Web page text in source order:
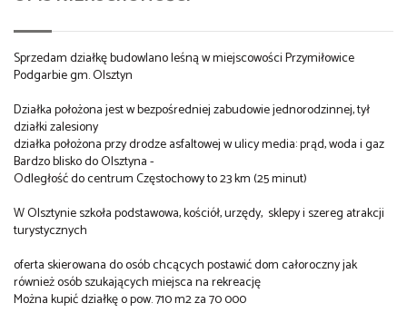
Sprzedam działkę budowlano leśną w miejscowości Przymiłowice
Podgarbie gm. Olsztyn
Działka położona jest w bezpośredniej zabudowie jednorodzinnej, tył
działki zalesiony
działka położona przy drodze asfaltowej w ulicy media: prąd, woda i gaz
Bardzo blisko do Olsztyna -
Odległość do centrum Częstochowy to 23 km (25 minut)
W Olsztynie szkoła podstawowa, kościół, urzędy, sklepy i szereg atrakcji
turystycznych
oferta skierowana do osób chcących postawić dom całoroczny jak
również osób szukających miejsca na rekreację
Można kupić działkę o pow. 710 m2 za 70 000